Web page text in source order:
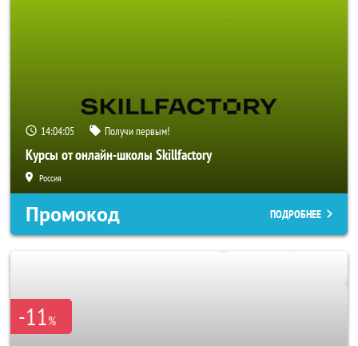
14:04:04 Получи первым!
Курсы от онлайн-школы Skillfactory
Россия
Промокод ПОДРОБНЕЕ
-11%